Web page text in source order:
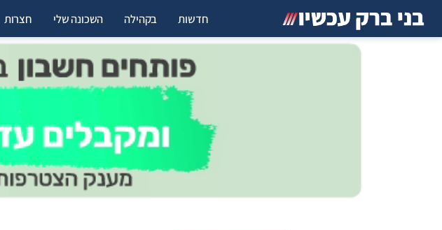
חדשות בקהילה השכונה שלי חצרות